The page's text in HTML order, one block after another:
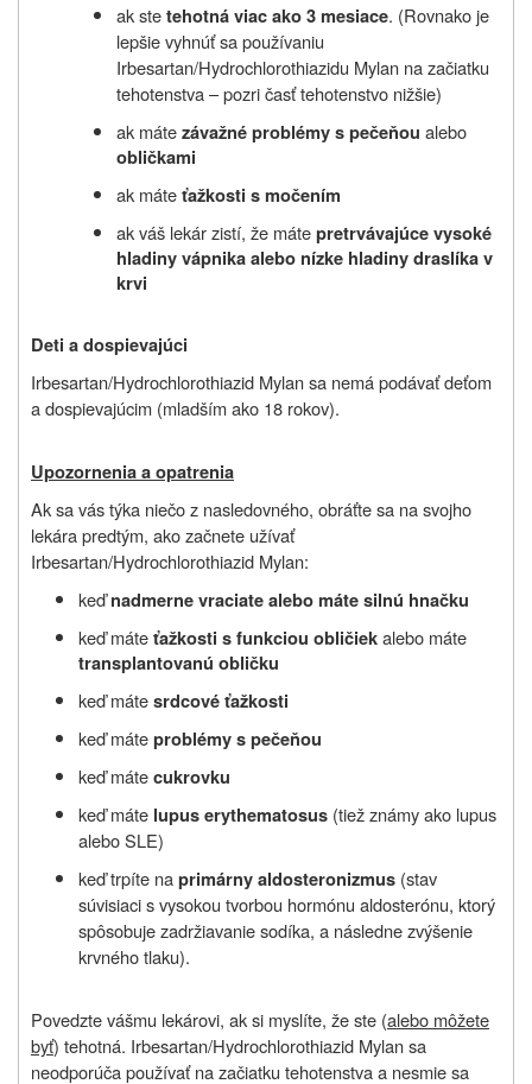
ak stetehotná viac ako 3 mesiace. (Rovnako je
lepšie vyhnúť sa používaniu
Irbesartan/Hydrochlorothiazidu Mylan na začiatku
tehotenstva – pozri časť tehotenstvo nižšie)
ak mátezávažné problémy s pečeňou alebo
obličkami
ak máteťažkosti s močením
ak váš lekár zistí, že mátepretrvávajúce vysoké
hladiny vápnika alebo nízke hladiny draslíka v
krvi
Deti a dospievajúci
Irbesartan/Hydrochlorothiazid Mylan sa nemá podávať deťom
a dospievajúcim (mladším ako 18 rokov).
Upozornenia a opatrenia
Ak sa vás týka niečo z nasledovného, obráťte sa na svojho
lekára predtým, ako začnete užívať
Irbesartan/Hydrochlorothiazid Mylan:
keď nadmerne vraciate alebo máte silnú hnačku
keď máteťažkosti s funkciou obličiekalebo máte
transplantovanú obličku
keď mátesrdcové ťažkosti
keď máteproblémy s pečeňou
keď mátecukrovku
keď máte lupus erythematosus (tiež známy ako lupus
alebo SLE)
keď trpíte naprimárny aldosteronizmus (stav
súvisiaci s vysokou tvorbou hormónu aldosterónu, ktorý
spôsobuje zadržiavanie sodíka, a následne zvýšenie
krvného tlaku).
Povedzte vášmu lekárovi, ak si myslíte, že ste (alebo môžete
byť) tehotná. Irbesartan/Hydrochlorothiazid Mylan sa
neodporúča používať na začiatku tehotenstva a nesmie sa